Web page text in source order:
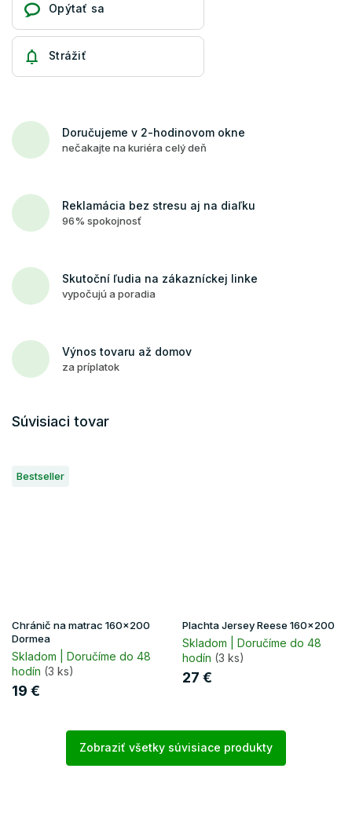
Opýtať sa
Strážiť
Doručujeme v 2-hodinovom okne
nečakajte na kuriéra celý deň
Reklamácia bez stresu aj na diaľku
96% spokojnosť
Skutoční ľudia na zákazníckej linke
vypočujú a poradia
Výnos tovaru až domov
za príplatok
Súvisiaci tovar
Bestseller
Chránič na matrac 160x200
Dormea
Skladom | Doručíme do 48
hodín (3 ks)
19 €
Plachta Jersey Reese 160x200
Skladom | Doručíme do 48
hodín (3 ks)
27 €
Zobraziť všetky súvisiace produkty